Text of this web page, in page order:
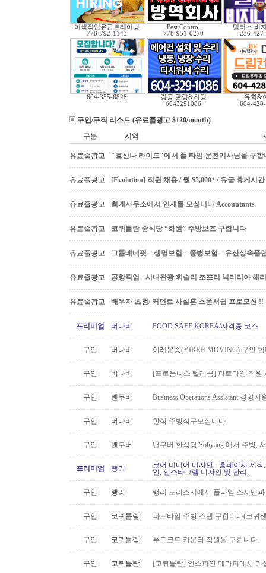
이색직업유급트레이닝
778-792-1143
Pest Control
778-951-0270
텔러스 비
236-
604-355-6828
킹콩 쿨링&히팅
6043291086
유학&
604-
구인/구직 리스트 (유료줄광고 $120/month)
구분
지역
유료줄광고 "호산나 라이드"에서 풀 타임 운전기사님을 구합
유료줄광고 [Evolution] 직원 채용 / 월 $5,000* / 유급 휴게시
유료줄광고 회계사무소에서 인재를 모십니다 Accountants
유료줄광고 코퀴틀람 중식당 “화원” 주방보조 구합니다
유료줄광고 그룹베네핏 – 생명보험 – 중병보험 – 유산상속플
유료줄광고 공항픽업 - 시내관광 휘슬러 조프리 빅터리아 해
유료줄광고 배우자 초청/ 커먼로 사실혼 스폰서쉽 프로모션 !!
프리미엄 버나비 FOOD SAFE KOREA/자격증 코스
구인 버나비 이레운송(YIREH MOVING) 구인
구인 버나비 [프로옴니스 텔레콤] 파트타임 직원
구인 밴쿠버 Business Operations Assistant 경영
구인 버나비 한식 주방식구모십니다.
구인 밴쿠버 밴쿠버 한식당 Sohyang 애서 주방,
프리미엄 랭리
코어 미디어 디자인 - 홈페이지 제
인, 인스타그램 디자인 및 관리,..
구인 랭리 랭리 노리스시에서 풀타임 스시맨
구인 코퀴틀람 파트타임 주방 스텝 구합니다(코퀴
구인 코퀴틀람 푸드코트 카운터 직원을 구합니다.
구인 코퀴틀람 [코퀴틀람] 인스파인 테라피에서 리